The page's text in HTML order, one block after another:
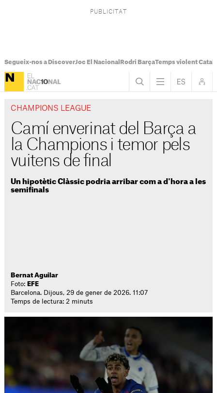
Segueix-nos a DiscoverJoc El Nacional Rodri BarçaTemps violent
CHAMPIONS LEAGUE
Camí enverinat del Barça a
la Champions i temor pels
vuitens de final
Un hipotètic Clàssic podria arribar com a d'hora a les
semifinals
Bernat Aguilar
Foto: EFE
Barcelona. Dijous, 29 de gener de 2026. 11:07
Temps de lectura: 2 minuts